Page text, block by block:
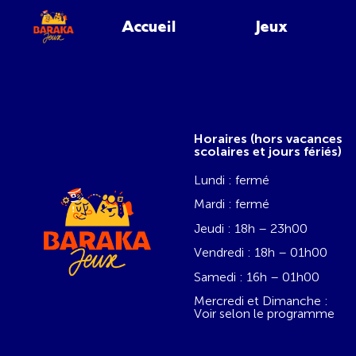
Accueil Jeux
Horaires (hors vacances
scolaires et jours fériés)
Lundi : fermé
Mardi : fermé
Jeudi : 18h – 23h00
Vendredi : 18h – 01h00
Samedi : 16h – 01h00
Mercredi et Dimanche :
Voir selon le programme